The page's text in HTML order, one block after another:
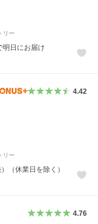
リー
明日にお届け
4.42
リー
（休業日を除く）
4.76